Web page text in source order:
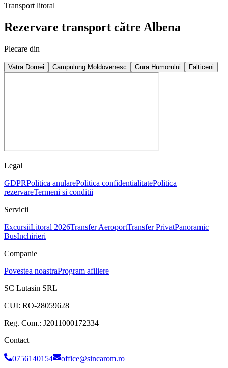
Transport litoral
Rezervare transport către Albena
Plecare din
Vatra Dornei Campulung Moldovenesc Gura Humorului Falticeni
Legal
GDPRPolitica anularePolitica confidentialitatePolitica
rezervareTermeni si conditii
Servicii
ExcursiiLitoral 2026Transfer AeroportTransfer PrivatPanoramic
BusInchirieri
Companie
Povestea noastraProgram afiliere
SC Lutasin SRL
CUI: RO-28059628
Reg. Com.: J2011000172334
Contact
0756140154 office@sincarom.ro